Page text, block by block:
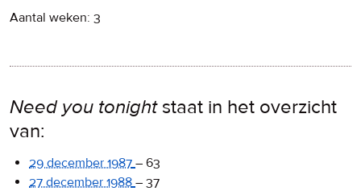
Aantal weken: 3
Need you tonightstaat in het overzicht
van:
29 december 1987 – 63
27 december 1988 – 37